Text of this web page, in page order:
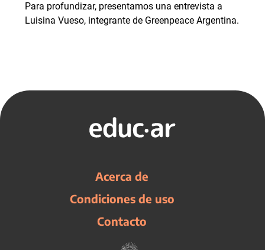
Para profundizar, presentamos una entrevista a
Luisina Vueso, integrante de Greenpeace Argentina.
Acerca de
Condiciones de uso
Contacto